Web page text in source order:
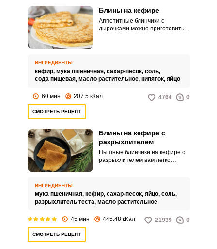
Блины на кефире
Аппетитные блинчики с
дырочками можно приготовить
ИНГРЕДИЕНТЫ
кефир, мука пшеничная, сахар-песок, соль,
сода пищевая, масло растительное, кипяток, яйцо
60 мин 207.5 кКал 4764 0
СМОТРЕТЬ РЕЦЕПТ
Блины на кефире с
разрыхлителем
Пышные блинчики на кефире с
разрыхлителем вам легко
очень вкусными, совсем как те,
что когда-то пекла ваша
бабушка или мама в детстве,
сливочный аромат?! Блинчики
ИНГРЕДИЕНТЫ
мука пшеничная, кефир, сахар-песок, яйцо, соль,
разрыхлитель теста, масло растительное
45 мин 445.48 кКал 21939 0
СМОТРЕТЬ РЕЦЕПТ